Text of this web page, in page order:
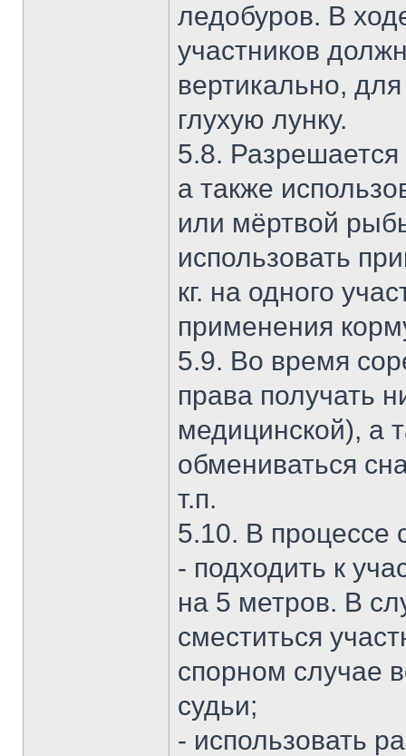
ледобуров. В
участников
вертикально,
глухую лунку.
5.8.
а также
или мёртвой
использовать
кг. на одного
применения
5.9. Во время
права получать
медицинской), а
обмениваться
т.п.
5.10. В процессе
- подходить к
на 5 метров. В
сместиться
спорном случае
судьи;
- использовать